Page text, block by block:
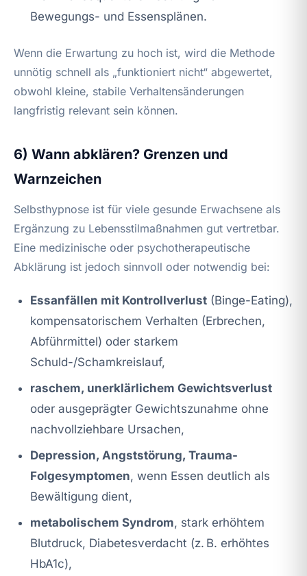
Bewegungs- und Essensplänen.
Wenn die Erwartung zu hoch ist, wird die Methode
unnötig schnell als „funktioniert nicht“ abgewertet,
obwohl kleine, stabile Verhaltensänderungen
langfristig relevant sein können.
6) Wann abklären? Grenzen und
Warnzeichen
Selbsthypnose ist für viele gesunde Erwachsene als
Ergänzung zu Lebensstilmaßnahmen gut vertretbar.
Eine medizinische oder psychotherapeutische
Abklärung ist jedoch sinnvoll oder notwendig bei:
Essanfällen mit Kontrollverlust (Binge-Eating),
kompensatorischem Verhalten (Erbrechen,
Abführmittel) oder starkem
Schuld-/Schamkreislauf,
raschem, unerklärlichem Gewichtsverlust
oder ausgeprägter Gewichtszunahme ohne
nachvollziehbare Ursachen,
Depression, Angststörung, Trauma-
Folgesymptomen, wenn Essen deutlich als
Bewältigung dient,
metabolischem Syndrom, stark erhöhtem
Blutdruck, Diabetesverdacht (z. B. erhöhtes
HbA1c),